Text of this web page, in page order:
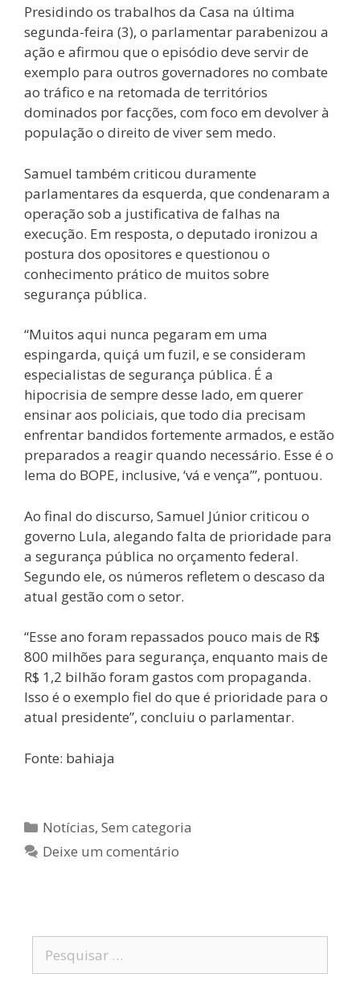
Presidindo os trabalhos da Casa na última
segunda-feira (3), o parlamentar parabenizou a
ação e afirmou que o episódio deve servir de
exemplo para outros governadores no combate
ao tráfico e na retomada de territórios
dominados por facções, com foco em devolver à
população o direito de viver sem medo.
Samuel também criticou duramente
parlamentares da esquerda, que condenaram a
operação sob a justificativa de falhas na
execução. Em resposta, o deputado ironizou a
postura dos opositores e questionou o
conhecimento prático de muitos sobre
segurança pública.
“Muitos aqui nunca pegaram em uma
espingarda, quiçá um fuzil, e se consideram
especialistas de segurança pública. É a
hipocrisia de sempre desse lado, em querer
ensinar aos policiais, que todo dia precisam
enfrentar bandidos fortemente armados, e estão
preparados a reagir quando necessário. Esse é o
lema do BOPE, inclusive, ‘vá e vença’”, pontuou.
Ao final do discurso, Samuel Júnior criticou o
governo Lula, alegando falta de prioridade para
a segurança pública no orçamento federal.
Segundo ele, os números refletem o descaso da
atual gestão com o setor.
“Esse ano foram repassados pouco mais de R$
800 milhões para segurança, enquanto mais de
R$ 1,2 bilhão foram gastos com propaganda.
Isso é o exemplo fiel do que é prioridade para o
atual presidente”, concluiu o parlamentar.
Fonte: bahiaja
Notícias,Sem categoria
Deixe um comentário